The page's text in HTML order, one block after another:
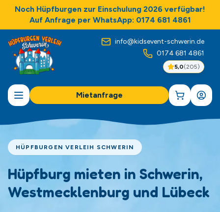
Noch Hüpfburgen zur Einschulung 2026 verfügbar!
Auf Anfrage per WhatsApp: 0174 681 4861
info@kidsevent-schwerin.de
0174 681 4861
5,0(205)
Mietanfrage
HÜPFBURGEN VERLEIH SCHWERIN
Hüpfburg mieten in Schwerin,
Westmecklenburg und Lübeck